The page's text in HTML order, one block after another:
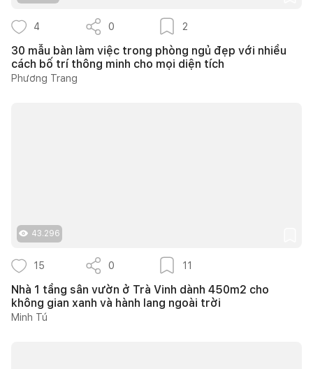
4 0 2
30 mẫu bàn làm việc trong phòng ngủ đẹp với nhiều
cách bố trí thông minh cho mọi diện tích
Phương Trang
43.296
15 0 11
Nhà 1 tầng sân vườn ở Trà Vinh dành 450m2 cho
không gian xanh và hành lang ngoài trời
Minh Tú